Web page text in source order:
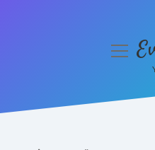
menüyü